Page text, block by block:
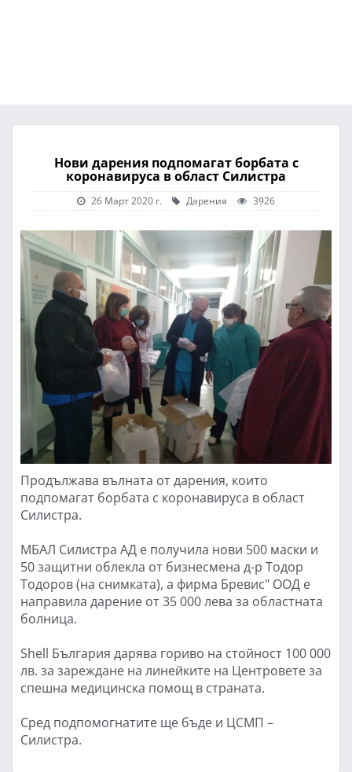
Нови дарения подпомагат борбата с
коронавируса в област Силистра
26 Март 2020 г. Дарения 3926
Продължава вълната от дарения, които
подпомагат борбата с коронавируса в област
Силистра.
МБАЛ Силистра АД е получила нови 500 маски и
50 защитни облекла от бизнесмена д-р Тодор
Тодоров (на снимката), а фирма Бревис" ООД е
направила дарение от 35 000 лева за областната
болница.
Shell България дарява гориво на стойност 100 000
лв. за зареждане на линейките на Центровете за
спешна медицинска помощ в страната.
Сред подпомогнатите ще бъде и ЦСМП –
Силистра.